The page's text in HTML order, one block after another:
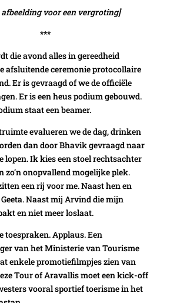
voor een vergroting]
***
die avond alles in gereedheid
afsluitende ceremonie protocollaire
Er is gevraagd of we de officiële
Er is een heus podium gebouwd.
staat een beamer.
evalueren we de dag, drinken
dan door Bhavik gevraagd naar
lopen. Ik kies een stoel rechtsachter
zo’n onopvallend mogelijke plek.
een rij voor me. Naast hen en
Naast mij Arvind die mijn
en niet meer loslaat.
toespraken. Applaus. Een
van het Ministerie van Tourisme
enkele promotiefilmpjes zien van
Tour of Aravallis moet een kick-off
vooral sportief toerisme in het